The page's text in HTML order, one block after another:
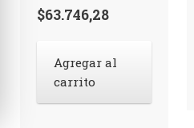
$63.746,28
Agregar al
carrito